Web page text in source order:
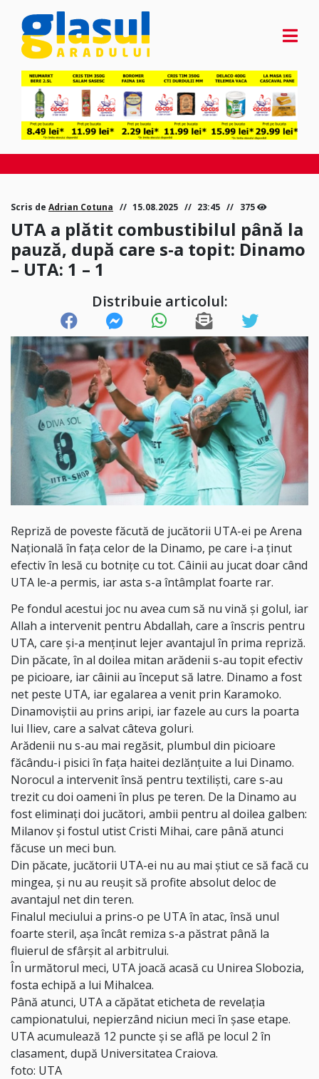
Scris de Adrian Cotuna 15.08.2025 23:45 375
UTA a plătit combustibilul până la
pauză, după care s-a topit: Dinamo
– UTA: 1 – 1
Distribuie articolul:
Repriză de poveste făcută de jucătorii UTA-ei pe Arena
Națională în fața celor de la Dinamo, pe care i-a ținut
efectiv în lesă cu botnițe cu tot. Câinii au jucat doar când
UTA le-a permis, iar asta s-a întâmplat foarte rar.
Pe fondul acestui joc nu avea cum să nu vină și golul, iar
Allah a intervenit pentru Abdallah, care a înscris pentru
UTA, care și-a menținut lejer avantajul în prima repriză.
Din păcate, în al doilea mitan arădenii s-au topit efectiv
pe picioare, iar câinii au început să latre. Dinamo a fost
net peste UTA, iar egalarea a venit prin Karamoko.
Dinamoviștii au prins aripi, iar fazele au curs la poarta
lui Iliev, care a salvat câteva goluri.
Arădenii nu s-au mai regăsit, plumbul din picioare
făcându-i pisici în fața haitei dezlănțuite a lui Dinamo.
Norocul a intervenit însă pentru textiliști, care s-au
trezit cu doi oameni în plus pe teren. De la Dinamo au
fost eliminați doi jucători, ambii pentru al doilea galben:
Milanov și fostul utist Cristi Mihai, care până atunci
făcuse un meci bun.
Din păcate, jucătorii UTA-ei nu au mai știut ce să facă cu
mingea, și nu au reușit să profite absolut deloc de
avantajul net din teren.
Finalul meciului a prins-o pe UTA în atac, însă unul
foarte steril, așa încât remiza s-a păstrat până la
fluierul de sfârșit al arbitrului.
În următorul meci, UTA joacă acasă cu Unirea Slobozia,
fosta echipă a lui Mihalcea.
Până atunci, UTA a căpătat eticheta de revelația
campionatului, nepierzând niciun meci în șase etape.
UTA acumulează 12 puncte și se află pe locul 2 în
clasament, după Universitatea Craiova.
foto: UTA